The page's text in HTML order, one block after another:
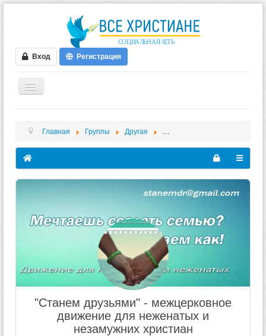
Вход Регистрация
ФОРУМ
ВИДЕО
БЛОГИ
МУЗЫКА
БИБЛИЯ
Главная Группы Другая "Станем друзьями" -
"Станем друзьями" - межцерковное
движение для неженатых и
незамужних христиан